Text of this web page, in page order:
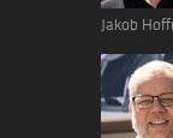
Jakob